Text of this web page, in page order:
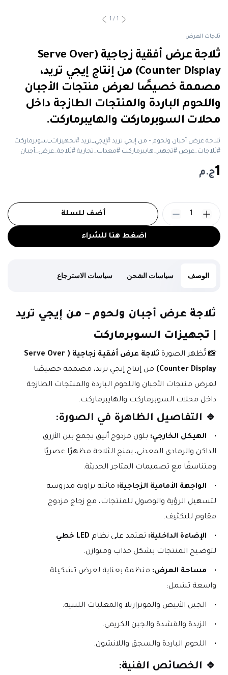
1
/
1
ثلاجات العرض
ثلاجة عرض أفقية زجاجية (Serve Over
Counter Display) من إنتاج إيجي تريد،
مصممة خصيصًا لعرض منتجات الأجبان
واللحوم الباردة والمنتجات الطازجة داخل
محلات السوبرماركت والهايبرماركت.
ثلاجة عرض أجبان ولحوم – من إيجي تريد #إيجي_تريد #تجهيزات_سوبرماركت
#ثلاجات_عرض #تجهيز_هايبرماركت #معدات_تجارية #ثلاجة_عرض_أجبان
1ج.م
اضغط هنا للشراء
أضف للسلة 1
الوصف سياسات الشحن سياسات الاسترجاع
| تجهيزات السوبرماركت
📸 تُظهر الصورة
ثلاجة عرض أفقية زجاجية (Serve Over
Counter Display)
داخل محلات السوبرماركت والهايبرماركت.
🔹 التفاصيل الظاهرة في الصورة:
الهيكل الخارجي:
ومتناسقًا مع تصميمات المتاجر الحديثة.
الواجهة الأمامية الزجاجية:
مقاوم للتكثيف.
الإضاءة الداخلية: تعتمد على نظام LED خطي
لتوضيح المنتجات بشكل جذاب ومتوازن.
مساحة العرض:
واسعة تشمل:
الجبن الأبيض والموتزاريلا والمعلبات اللبنية.
الزبدة والقشدة والجبن الكريمي.
اللحوم الباردة والسجق واللانشون.
🔹 الخصائص الفنية: